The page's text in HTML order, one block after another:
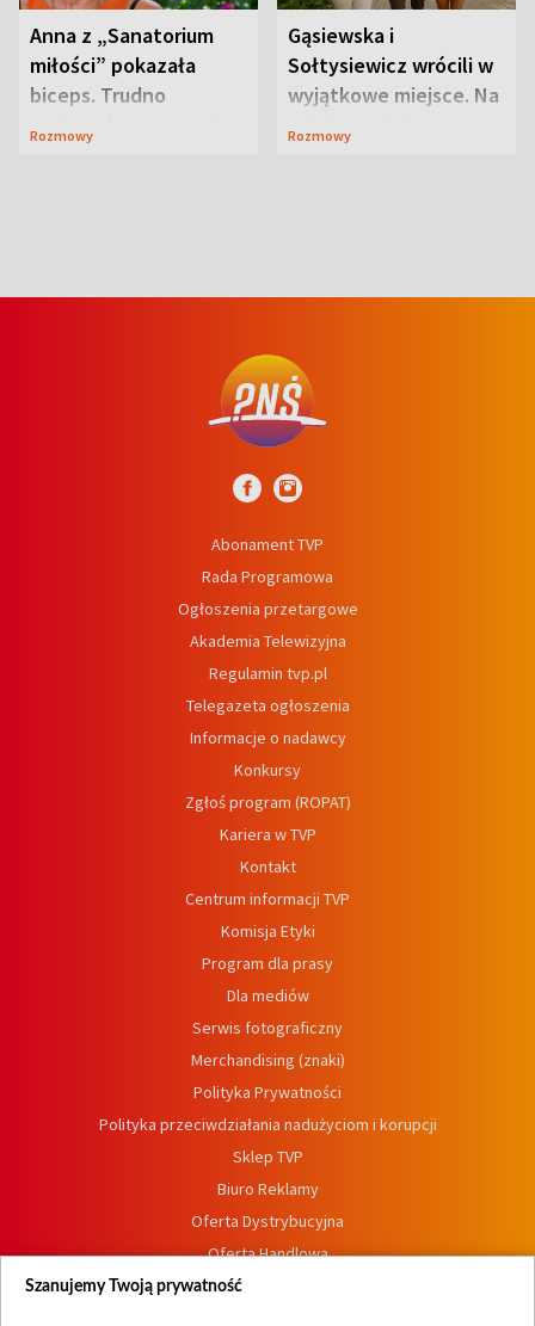
Anna z „Sanatorium
miłości” pokazała
biceps. Trudno
uwierzyć, co przeszła
Rozmowy
Gąsiewska i
Sołtysiewicz wrócili w
wyjątkowe miejsce. Na
szlaku czekał
Rozmowy
Abonament TVP
Rada Programowa
Ogłoszenia przetargowe
Akademia Telewizyjna
Regulamin tvp.pl
Telegazeta ogłoszenia
Informacje o nadawcy
Konkursy
Zgłoś program (ROPAT)
Kariera w TVP
Kontakt
Centrum informacji TVP
Komisja Etyki
Program dla prasy
Dla mediów
Serwis fotograficzny
Merchandising (znaki)
Polityka Prywatności
Polityka przeciwdziałania nadużyciom i korupcji
Sklep TVP
Biuro Reklamy
Oferta Dystrybucyjna
Oferta Handlowa
Dostępność
Szanujemy Twoją prywatność